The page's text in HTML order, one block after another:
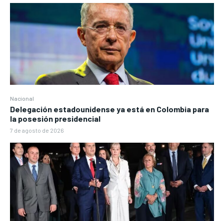
Nacional
Delegación estadounidense ya está en Colombia para
la posesión presidencial
7 de agosto de 2026